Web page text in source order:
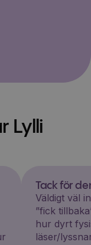
Lylli
Tack för
Väldigt väl
”fick
hur dyrt
läser/